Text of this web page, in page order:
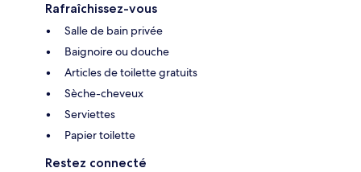
Rafraîchissez-vous
Salle de bain privée
Baignoire ou douche
Articles de toilette gratuits
Sèche-cheveux
Serviettes
Papier toilette
Restez connecté